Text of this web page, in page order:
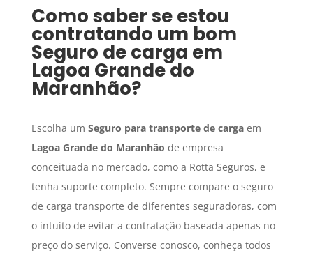
Como saber se estou
contratando um bom
Seguro de carga em
Lagoa Grande do
Maranhão?
Escolha um Seguro para transporte de cargaem
Lagoa Grande do Maranhão de empresa
conceituada no mercado, como a Rotta Seguros, e
tenha suporte completo. Sempre compare o seguro
de carga transporte de diferentes seguradoras, com
o intuito de evitar a contratação baseada apenas no
preço do serviço. Converse conosco, conheça todos